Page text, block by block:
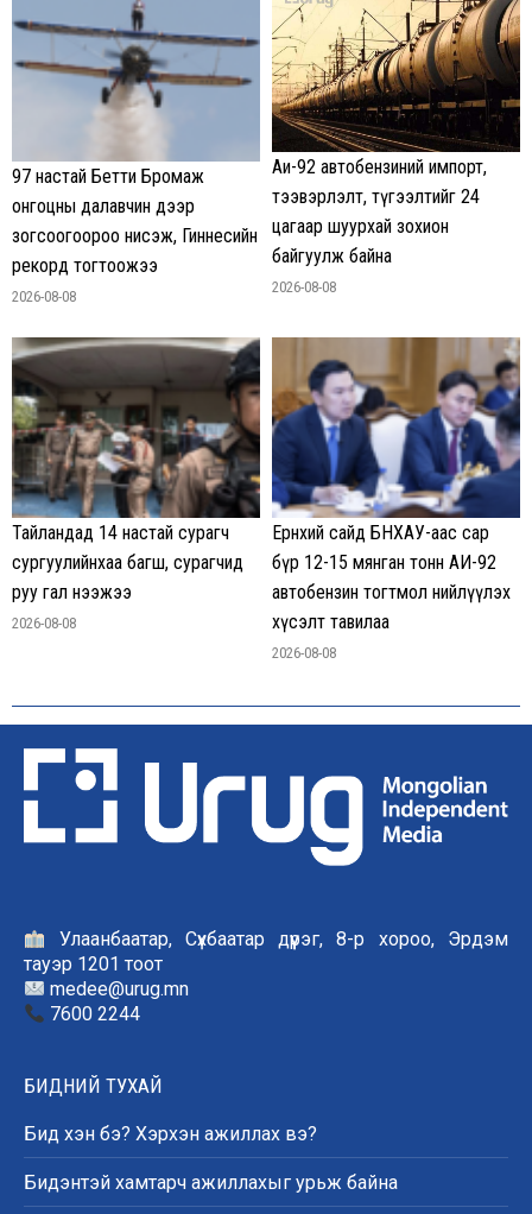
97 настай Бетти Бромаж
онгоцны далавчин дээр
зогсоогоороо нисэж, Гиннесийн
рекорд тогтоожээ
2026-08-08
Аи-92 автобензиний импорт,
тээвэрлэлт, түгээлтийг 24
цагаар шуурхай зохион
байгуулж байна
2026-08-08
Тайландад 14 настай сурагч
сургуулийнхаа багш, сурагчид
руу гал нээжээ
2026-08-08
Ерөнхий сайд БНХАУ-аас сар
бүр 12-15 мянган тонн АИ-92
автобензин тогтмол нийлүүлэх
хүсэлт тавилаа
2026-08-08
Улаанбаатар, Сүхбаатар дүүрэг, 8-р хороо, Эрдэм
тауэр 1201 тоот
medee@urug.mn
7600 2244
БИДНИЙ ТУХАЙ
Бид хэн бэ? Хэрхэн ажиллах вэ?
Бидэнтэй хамтарч ажиллахыг урьж байна